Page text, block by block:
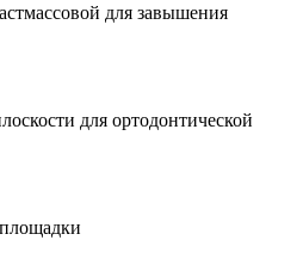
для завышения
для ортодонтической